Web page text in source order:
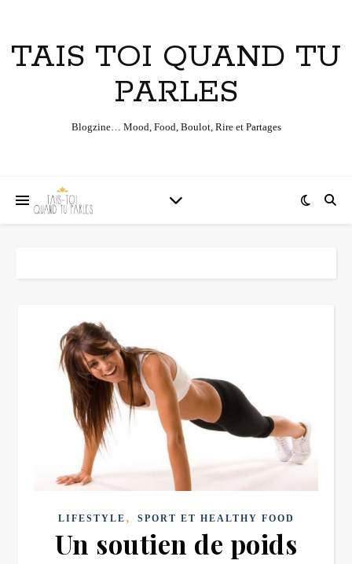
TAIS TOI QUAND TU
PARLES
Blogzine… Mood, Food, Boulot, Rire et Partages
LIFESTYLE , SPORT ET HEALTHY FOOD
Un soutien de poids